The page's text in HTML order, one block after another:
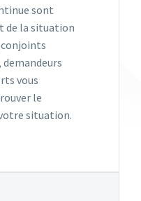
sont
de la situation
vous
le
situation.